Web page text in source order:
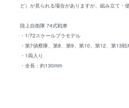
ど）が見られる場合がありますが、組み立て・
陸上自衛隊 74式戦車
・1/72スケールプラモデル
・第7偵察隊、第8、第9、第10、第12、第13戦
・1両入り
・全長：約130mm